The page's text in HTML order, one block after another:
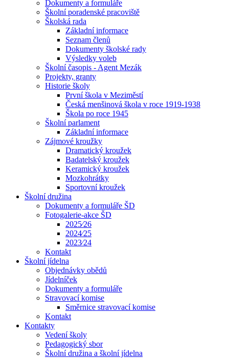
Dokumenty a formuláře
Školní poradenské pracoviště
Školská rada
Základní informace
Seznam členů
Dokumenty školské rady
Výsledky voleb
Školní časopis - Agent Mezák
Projekty, granty
Historie školy
První škola v Meziměstí
Česká menšinová škola v roce 1919-1938
Škola po roce 1945
Školní parlament
Základní informace
Zájmové kroužky
Dramatický kroužek
Badatelský kroužek
Keramický kroužek
Mozkohrátky
Sportovní kroužek
Školní družina
Dokumenty a formuláře ŠD
Fotogalerie-akce ŠD
2025⁄26
2024⁄25
2023⁄24
Kontakt
Školní jídelna
Objednávky obědů
Jídelníček
Dokumenty a formuláře
Stravovací komise
Směrnice stravovací komise
Kontakt
Kontakty
Vedení školy
Pedagogický sbor
Školní družina a školní jídelna